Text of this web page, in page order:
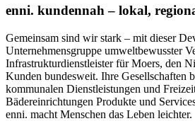
enni. kundennah – lokal,
Gemeinsam sind wir stark – mit dieser
Unternehmensgruppe umweltbewusster
Infrastrukturdienstleister für Moers, den
Kunden bundesweit. Ihre Gesellschaften
kommunalen Dienstleistungen und
Bädereinrichtungen Produkte und
enni. macht Menschen das Leben leichter.